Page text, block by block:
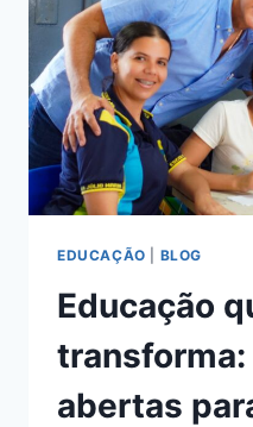
EDUCAÇÃO BLOG
Educação
abertas